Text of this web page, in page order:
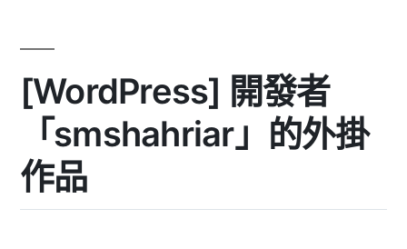
[WordPress] 開發者
「smshahriar」的外掛
作品